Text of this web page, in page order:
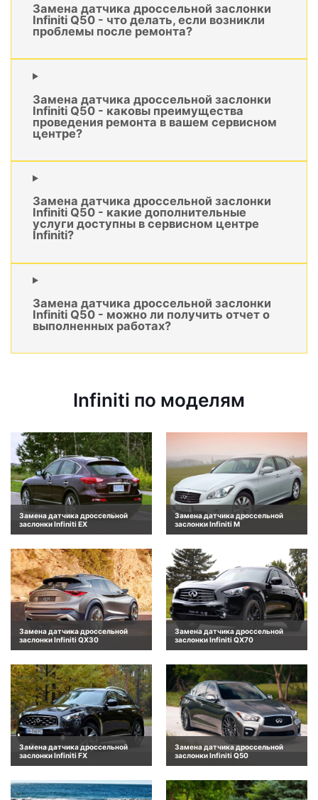
Замена датчика дроссельной заслонки
Infiniti Q50 - что делать, если возникли
проблемы после ремонта?
Замена датчика дроссельной заслонки
Infiniti Q50 - каковы преимущества
проведения ремонта в вашем сервисном
центре?
Замена датчика дроссельной заслонки
Infiniti Q50 - какие дополнительные
услуги доступны в сервисном центре
Infiniti?
Замена датчика дроссельной заслонки
Infiniti Q50 - можно ли получить отчет о
выполненных работах?
Infiniti по моделям
Замена датчика дроссельной
заслонки Infiniti EX
Замена датчика дроссельной
заслонки Infiniti M
Замена датчика дроссельной
заслонки Infiniti QX30
Замена датчика дроссельной
заслонки Infiniti QX70
Замена датчика дроссельной
заслонки Infiniti FX
Замена датчика дроссельной
заслонки Infiniti Q50